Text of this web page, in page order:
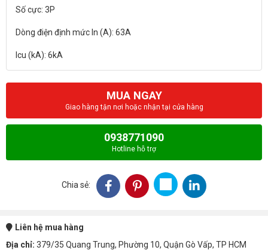
Số cực: 3P
Dòng điện định mức In (A): 63A
MUA NGAY
Giao hàng tận nơi hoặc nhận tại cửa hàng
0938771090
Hotline hỗ trợ
Chia sẻ:
Liên hệ mua hàng
Địa chỉ: 379/35 Quang Trung, Phường 10, Quận Gò Vấp, TP HCM